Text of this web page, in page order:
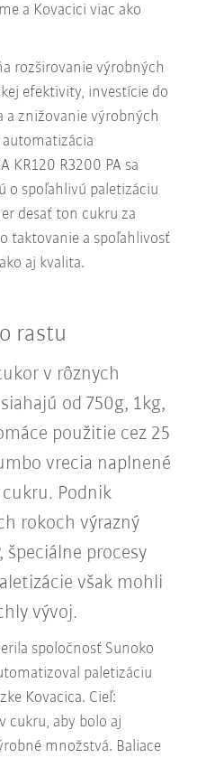
a Kovacici viac ako
rozširovanie výrobných
efektivity, investície do
znižovanie výrobných
KR120 R3200 PA sa
o spoľahlivú paletizáciu
desať ton cukru za
taktovanie a spoľahlivosť
aj kvalita.
rastu
v rôznych
od 750g, 1kg,
použitie cez 25
vrecia naplnené
Podnik
rokoch výrazný
špeciálne procesy
však mohli
vývoj.
spoločnosť Sunoko
paletizáciu
Kovacica. Cieľ:
cukru, aby bolo aj
množstvá. Baliace